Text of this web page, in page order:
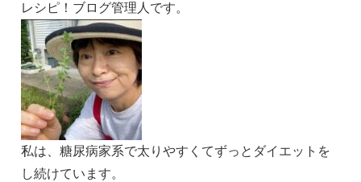
レシピ！ブログ管理人です。
私は、糖尿病家系で太りやすくてずっとダイエットを
し続けています。